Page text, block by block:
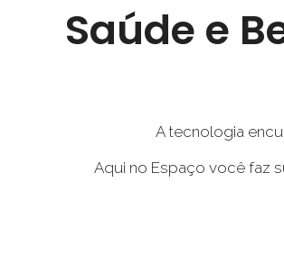
Saúde e
A tecnologia
Aqui no Espaço você faz